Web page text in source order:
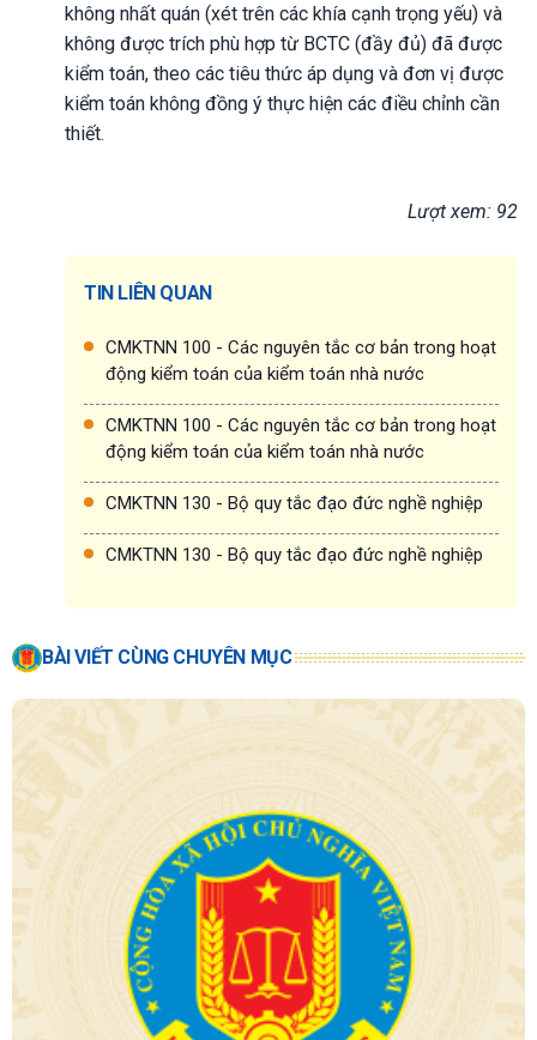
không nhất quán (xét trên các khía cạnh trọng yếu) và
không được trích phù hợp từ BCTC (đầy đủ) đã được
kiểm toán, theo các tiêu thức áp dụng và đơn vị được
kiểm toán không đồng ý thực hiện các điều chỉnh cần
thiết.
Lượt xem: 92
TIN LIÊN QUAN
CMKTNN 100 - Các nguyên tắc cơ bản trong hoạt
động kiểm toán của kiểm toán nhà nước
CMKTNN 100 - Các nguyên tắc cơ bản trong hoạt
động kiểm toán của kiểm toán nhà nước
CMKTNN 130 - Bộ quy tắc đạo đức nghề nghiệp
CMKTNN 130 - Bộ quy tắc đạo đức nghề nghiệp
BÀI VIẾT CÙNG CHUYÊN MỤC